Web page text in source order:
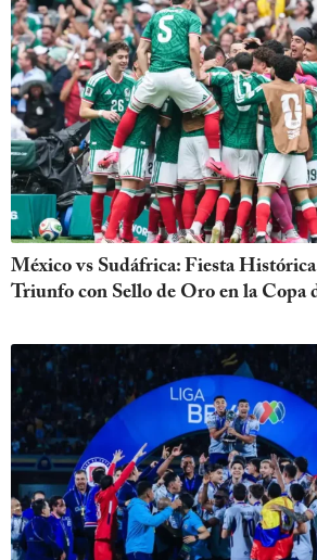
México vs Sudáfrica: Fiesta Histórica
Triunfo con Sello de Oro en la Copa